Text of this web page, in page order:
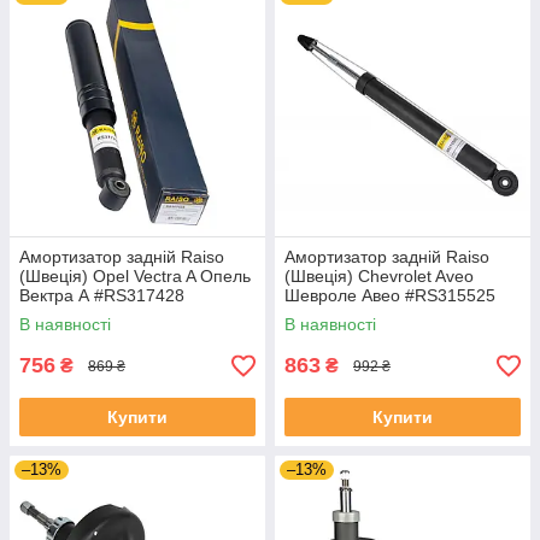
Амортизатор задній Raiso
(Швеція) Opel Vectra A Опель
Вектра А #RS317428
UAXYPXB4
В наявності
756 ₴ 869 ₴
Купити
Амортизатор задній Raiso
(Швеція) Chevrolet Aveo
Шевроле Авео #RS315525
UAXWWZE4
В наявності
863 ₴ 992 ₴
Купити
–13% –13%